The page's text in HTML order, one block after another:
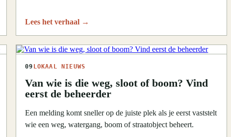
Lees het verhaal →
09 LOKAAL NIEUWS
Van wie is die weg, sloot of boom? Vind
eerst de beheerder
Een melding komt sneller op de juiste plek als je eerst vaststelt
wie een weg, watergang, boom of straatobject beheert.